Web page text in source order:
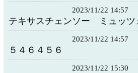
2023/11/22 14:57
テキサスチェンソー ミュッツ
2023/11/22 14:57
５４６４５６
2023/11/22 15:30